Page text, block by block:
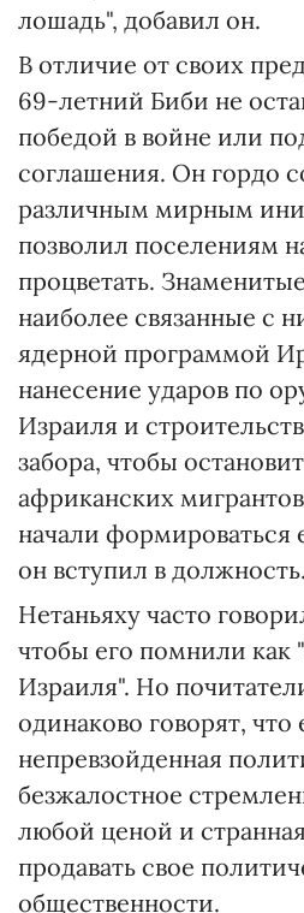
лошадь", добавил он.
В отличие от своих
69-летний Биби не
победой в войне или
соглашения. Он гордо
различным мирным
позволил поселениям
процветать.
наиболее связанные с
ядерной программой
нанесение ударов по
Израиля и
забора, чтобы
африканских
начали формироваться
он вступил в должность.
Нетаньяху часто
чтобы его помнили как
Израиля". Но
одинаково говорят, что
непревзойденная
безжалостное
любой ценой и
продавать свое
общественности.